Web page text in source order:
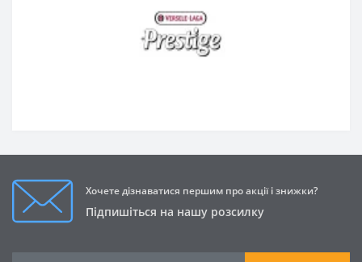
Хочете дізнаватися першим про акції і знижки?
Підпишіться на нашу розсилку